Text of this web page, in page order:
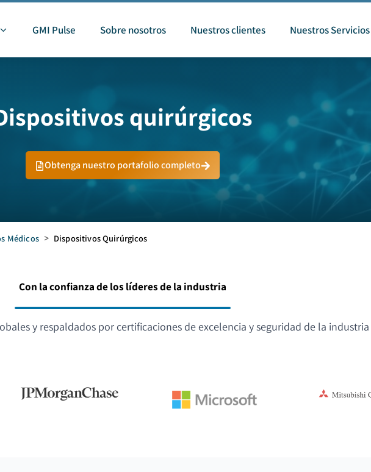
GMI Pulse Sobre nosotros Nuestros clientes Nuestros Servicios
quirúrgicos
Obtenga nuestro portafolio completo
Médicos > Dispositivos Quirúrgicos
Con la confianza de los líderes de la industria
y respaldados por certificaciones de excelencia y seguridad de la industria